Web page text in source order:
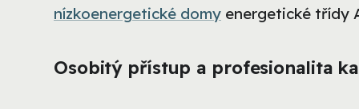
nízkoenergetické domy energetické třídy
Osobitý přístup a profesionalita